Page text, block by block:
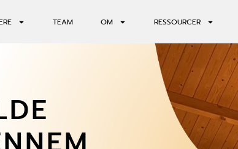
TEAM OM RESSOURCER